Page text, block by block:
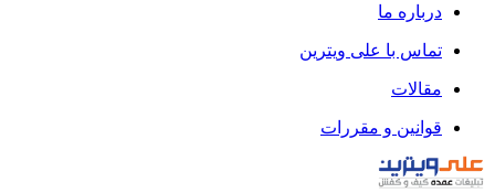
درباره ما
تماس با علی ویترین
مقالات
قوانین و مقررات